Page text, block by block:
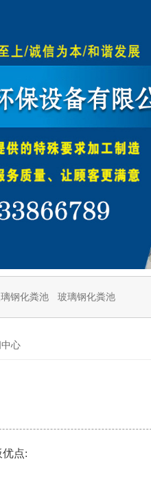
钢化粪池 玻璃钢化粪池
心
点: